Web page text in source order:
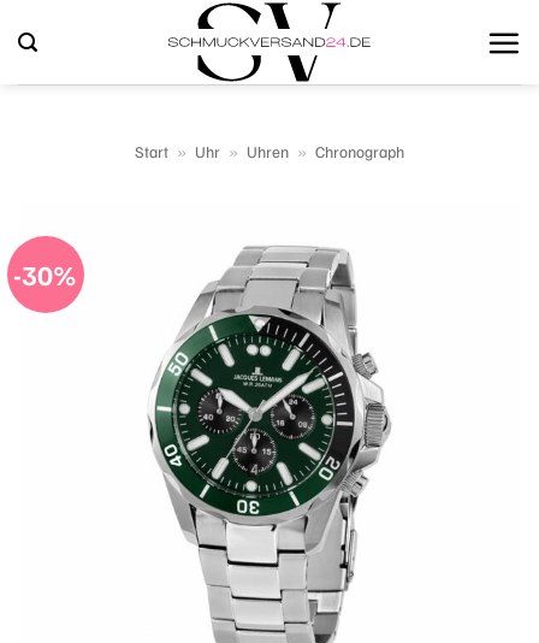
Inhalt
springen
Start » Uhr » Uhren » Chronograph
-30%